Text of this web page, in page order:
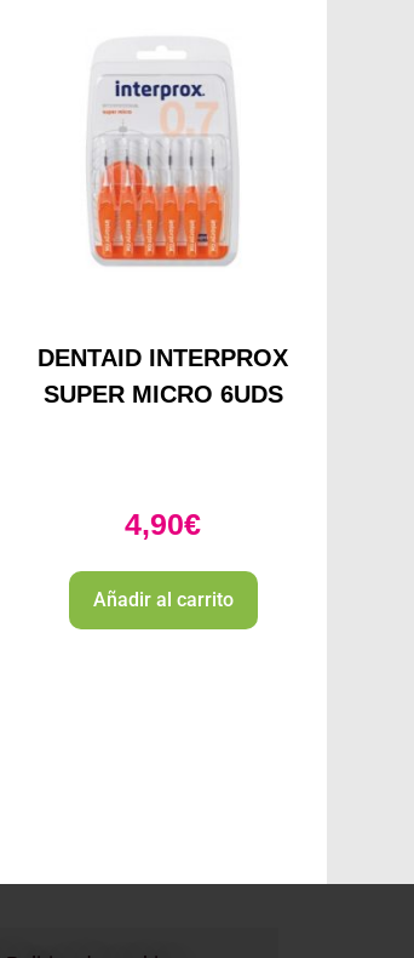
DENTAID INTERPROX
SUPER MICRO 6UDS
4,90€
Añadir al carrito